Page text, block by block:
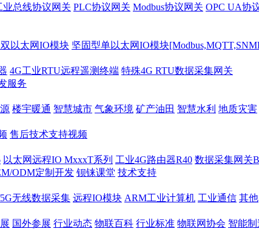
业总线协议网关 PLC协议网关 Modbus协议网关 OPC UA协
以太网IO模块 坚固型单以太网IO模块
4G工业RTU远程遥测终端 特殊4G RTU数据采集网关
服务
楼宇暖通 智慧城市 气象环境 矿产油田 智慧水利 地质灾害
售后技术支持视频
以太网远程IO MxxxT系列 工业4G路由器R40 数据采集网关
ODM定制开发 钡铼课堂 技术支持
无线数据采集 远程IO模块 ARM工业计算机 工业通信 其他
国外参展 行业动态 物联百科 行业标准 物联网协会 智能